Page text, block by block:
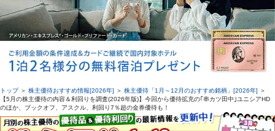
トップ＞ 株主優待おすすめ情報[2026年] ＞ 株主優待「1月～12月のおすすめ銘柄」[2026年] ＞
【5月の株主優待の内容＆利回りを調査(2026年版)】今回から優待拡充の｢串カツ田中｣ユニシアHD
のほか、ブックオフ、アスクル、利回り7％超の金券優待も！